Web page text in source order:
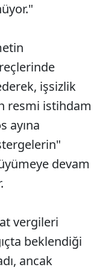
işsizlik
resmi istihdam
ayına
devam
vergileri
beklendiği
ancak